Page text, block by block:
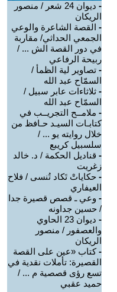
-
ديوان 24 شعر / منصور
الريكان
- القصة الشاعرة والوعي
الجمعي الحداثي/ مقاربة
في دور القصة الش ... /
ربيحة الرفاعي
- تصاوير لية الظمأ /
السمّاح عبد الله
- ثلاثاءات عابر سبيل /
السمّاح عبد الله
- ملامــح التجريــب في
كتابـات السيـد حـافظ من
خلال روايته يو ... /
سلسبيل كريبع
- قناديل الحكمة / د. خالد
زغريت
- حكاياتْ تَكاد تُنسى / فلاح
العيفاري
- وعي ـ قصص قصيرة جدا
/ حسين جداونه
-
ديوان 23 الحاوي
والعصفور / منصور
الريكان
-كتاب «عين على القصة
القصيرة: تأملات نقدية في
تسع رؤى قصصية م ... /
حميد عقبي